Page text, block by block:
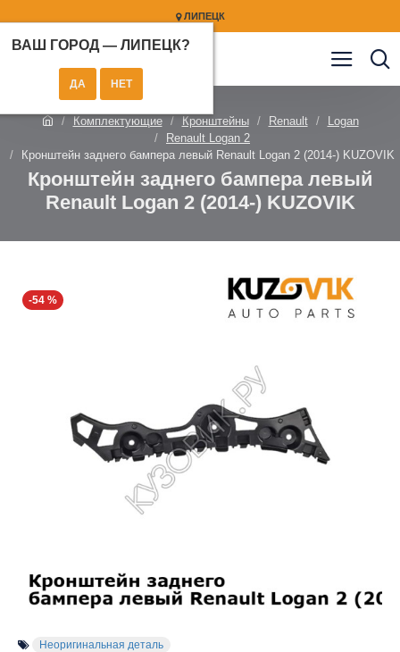
ЛИПЕЦК
ВАШ ГОРОД — ЛИПЕЦК?
Комплектующие Кронштейны Renault
Logan
Renault Logan 2
Кронштейн заднего бампера левый Renault Logan 2 (2014-) KUZOVIK
Кронштейн заднего бампера левый
Renault Logan 2 (2014-) KUZOVIK
-54 %
Неоригинальная деталь